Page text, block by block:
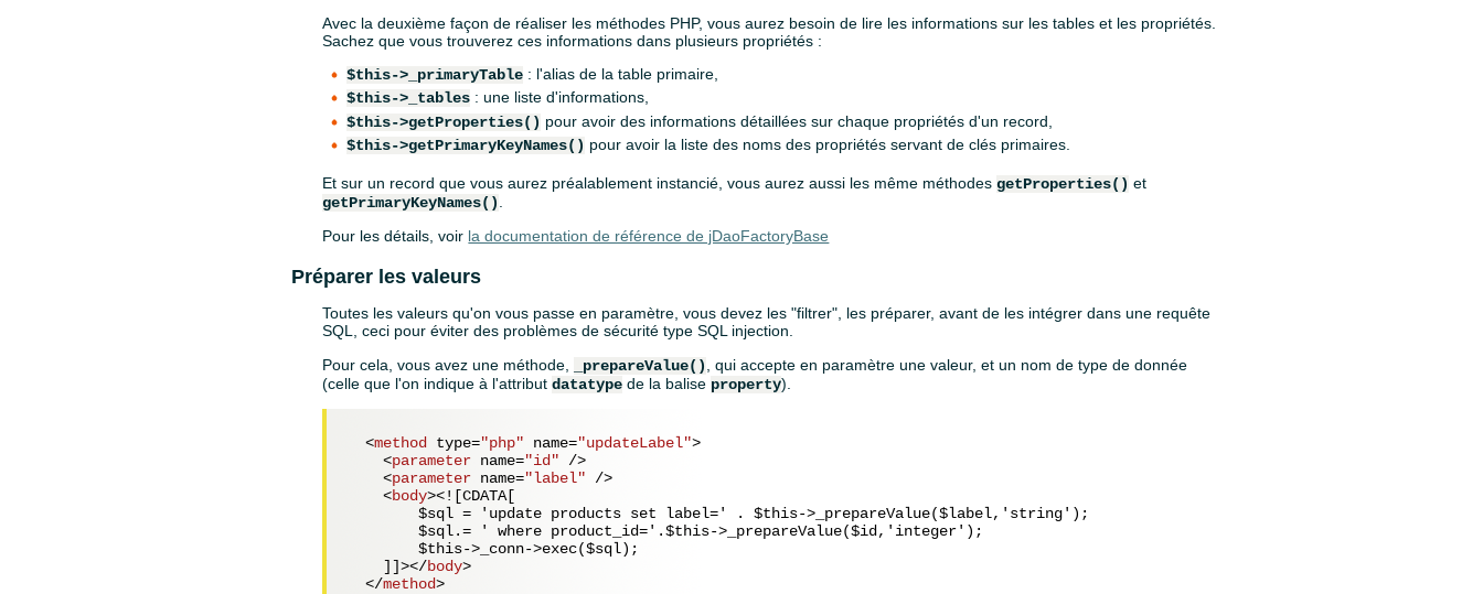
Avec la deuxième façon de réaliser les méthodes PHP, vous aurez besoin de lire les informations sur les tables et les propriétés.
Sachez que vous trouverez ces informations dans plusieurs propriétés :
$this->_primaryTable: l'alias de la table primaire,
$this->_tables: une liste d'informations,
$this->getProperties() pour avoir des informations détaillées sur chaque propriétés d'un record,
$this->getPrimaryKeyNames() pour avoir la liste des noms des propriétés servant de clés primaires.
Et sur un record que vous aurez préalablement instancié, vous aurez aussi les même méthodesgetProperties() et
getPrimaryKeyNames()
Pour les détails, voir la documentation de référence de jDaoFactoryBase
Préparer les valeurs
Toutes les valeurs qu'on vous passe en paramètre, vous devez les "filtrer", les préparer, avant de les intégrer dans une requête
SQL, ceci pour éviter des problèmes de sécurité type SQL injection.
Pour cela, vous avez une méthode,
_prepareValue()
, qui accepte en paramètre une valeur, et un nom de type de donnée
(celle que l'on indique à l'attributdatatype de la balise property).
<method type="php" name="updateLabel">
<parameter name="id" />
<parameter name="label" />
<body><![CDATA[
        $sql = 'update products set label=' . $this->_prepareValue($label,'string');
        $sql.= ' where product_id='.$this->_prepareValue($id,'integer');
        $this->_conn->exec($sql);
    ]]>
</body>
</method>